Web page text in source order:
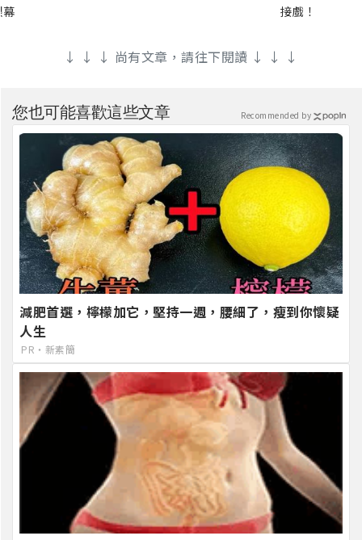
接戲！
↓ ↓ ↓ 尚有文章，請往下閱讀 ↓ ↓ ↓
您也可能喜歡這些文章
減肥首選，檸檬加它，堅持一週，腰細了，瘦到你懷疑
人生
PR・新素簡
Recommended by